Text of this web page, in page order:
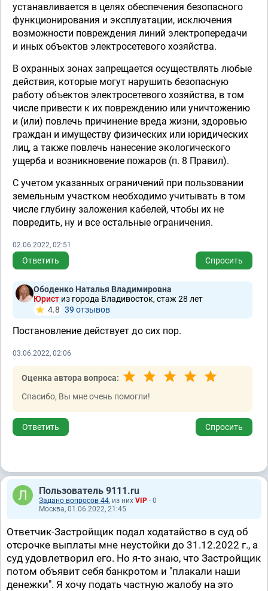
устанавливается в целях обеспечения безопасного
функционирования и эксплуатации, исключения
возможности повреждения линий электропередачи
и иных объектов электросетевого хозяйства.
В охранных зонах запрещается осуществлять любые
действия, которые могут нарушить безопасную
работу объектов электросетевого хозяйства, в том
числе привести к их повреждению или уничтожению
и (или) повлечь причинение вреда жизни, здоровью
граждан и имуществу физических или юридических
лиц, а также повлечь нанесение экологического
ущерба и возникновение пожаров (п. 8 Правил).
С учетом указанных ограничений при пользовании
земельным участком необходимо учитывать в том
числе глубину заложения кабелей, чтобы их не
повредить, ну и все остальные ограничения.
02.06.2022, 02:51
Ответить Спросить
Ободенко Наталья Владимировна
Юрист из города Владивосток, стаж 28 лет
4.8 39 отзывов
Постановление действует до сих пор.
03.06.2022, 02:06
Оценка автора вопроса:
Спасибо, Вы мне очень помогли!
Ответить Спросить
Пользователь 9111.ru
Задано вопросов 44, из них VIP - 0
Москва, 01.06.2022, 21:45
Ответчик-Застройщик подал ходатайство в суд об
отсрочке выплаты мне неустойки до 31.12.2022 г., а
суд удовлетворил его. Но я-то знаю, что Застройщик
потом объявит себя банкротом и "плакали наши
денежки". Я хочу подать частную жалобу на это